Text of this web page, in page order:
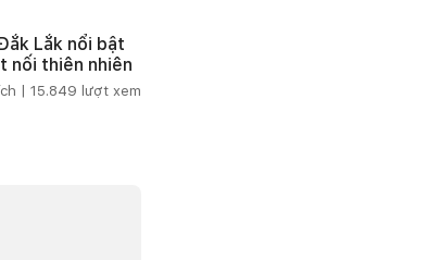
Lắk nổi bật
nối thiên nhiên
| 15.849 lượt xem